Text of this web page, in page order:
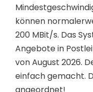
können
200 MBit/s. Das
Angebote in
von August 2026.
einfach gemacht.
angeordnet!